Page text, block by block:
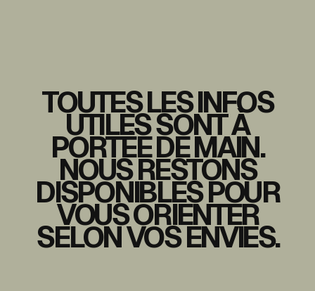
TOUTES LES INFOS
UTILES SONT À
PORTÉE DE MAIN.
NOUS RESTONS
DISPONIBLES POUR
VOUS ORIENTER
SELON VOS ENVIES.